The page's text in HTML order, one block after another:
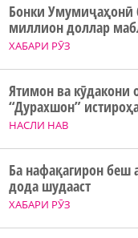
ХАБАРИ РӮЗ
Бонки Умумиҷаҳонӣ
миллион доллар
НАСЛИ НАВ
Ятимон ва кӯдакони
“Дурахшон”
ХАБАРИ РӮЗ
Ба нафақагирон
дода шудааст